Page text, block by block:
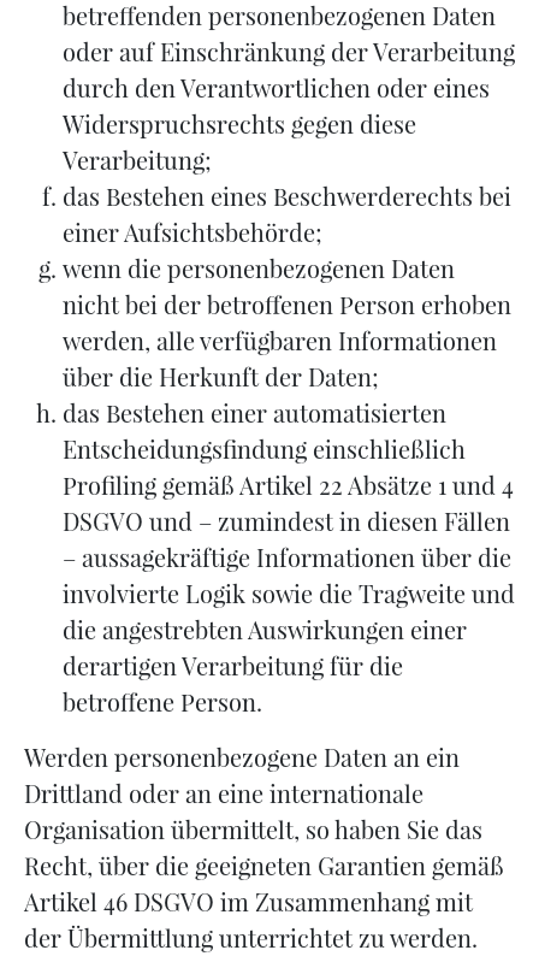
betreffenden personenbezogenen Daten
oder auf Einschränkung der Verarbeitung
durch den Verantwortlichen oder eines
Widerspruchsrechts gegen diese
Verarbeitung;
das Bestehen eines Beschwerderechts bei
einer Aufsichtsbehörde;
wenn die personenbezogenen Daten
nicht bei der betroffenen Person erhoben
werden, alle verfügbaren Informationen
über die Herkunft der Daten;
das Bestehen einer automatisierten
Entscheidungsfindung einschließlich
Profiling gemäß Artikel 22 Absätze 1 und 4
DSGVO und – zumindest in diesen Fällen
– aussagekräftige Informationen über die
involvierte Logik sowie die Tragweite und
die angestrebten Auswirkungen einer
derartigen Verarbeitung für die
betroffene Person.
Werden personenbezogene Daten an ein
Drittland oder an eine internationale
Organisation übermittelt, so haben Sie das
Recht, über die geeigneten Garantien gemäß
Artikel 46 DSGVO im Zusammenhang mit
der Übermittlung unterrichtet zu werden.